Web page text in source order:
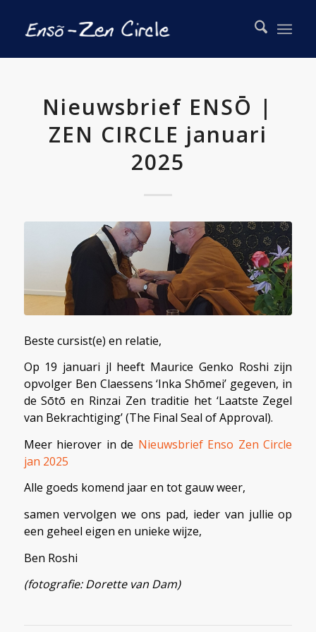
Nieuwsbrief ENSŌ |
ZEN CIRCLE januari
2025
Beste cursist(e) en relatie,
Op 19 januari jl heeft Maurice Genko Roshi zijn
opvolger Ben Claessens ‘Inka Shōmei’ gegeven, in
de Sōtō en Rinzai Zen traditie het ‘Laatste Zegel
van Bekrachtiging’ (The Final Seal of Approval).
Meer hierover in de Nieuwsbrief Enso Zen Circle
jan 2025
Alle goeds komend jaar en tot gauw weer,
samen vervolgen we ons pad, ieder van jullie op
een geheel eigen en unieke wijze,
Ben Roshi
(fotografie: Dorette van Dam)